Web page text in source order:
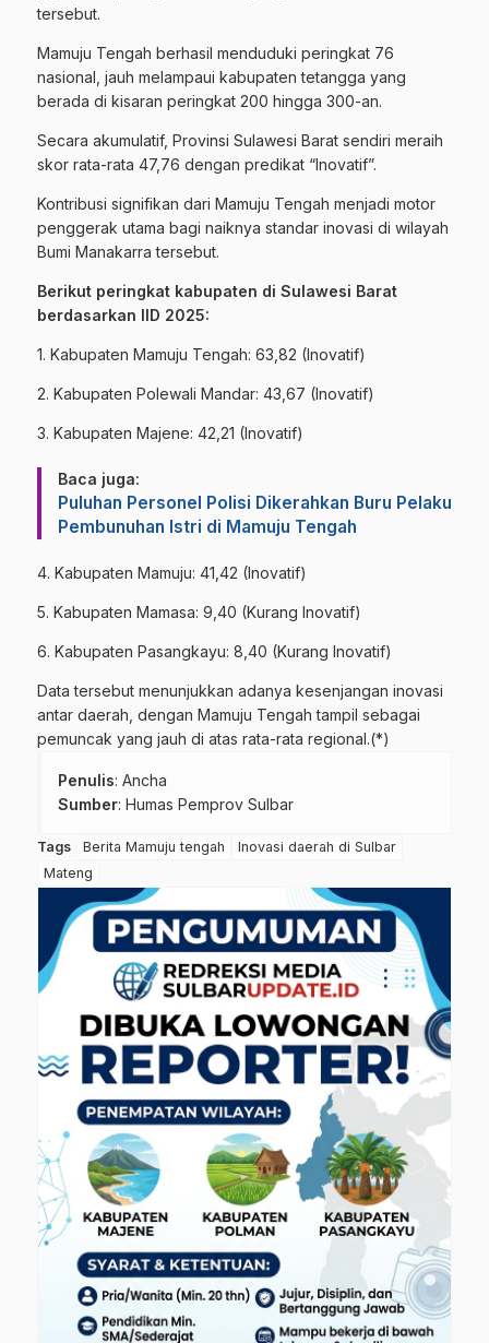
tersebut.
Mamuju Tengah berhasil menduduki peringkat 76
nasional, jauh melampaui kabupaten tetangga yang
berada di kisaran peringkat 200 hingga 300-an.
Secara akumulatif, Provinsi Sulawesi Barat sendiri meraih
skor rata-rata 47,76 dengan predikat “Inovatif”.
Kontribusi signifikan dari Mamuju Tengah menjadi motor
penggerak utama bagi naiknya standar inovasi di wilayah
Bumi Manakarra tersebut.
Berikut peringkat kabupaten di Sulawesi Barat
berdasarkan IID 2025:
1. Kabupaten Mamuju Tengah: 63,82 (Inovatif)
2. Kabupaten Polewali Mandar: 43,67 (Inovatif)
3. Kabupaten Majene: 42,21 (Inovatif)
Baca juga:
Puluhan Personel Polisi Dikerahkan Buru Pelaku
Pembunuhan Istri di Mamuju Tengah
4. Kabupaten Mamuju: 41,42 (Inovatif)
5. Kabupaten Mamasa: 9,40 (Kurang Inovatif)
6. Kabupaten Pasangkayu: 8,40 (Kurang Inovatif)
Data tersebut menunjukkan adanya kesenjangan inovasi
antar daerah, dengan Mamuju Tengah tampil sebagai
pemuncak yang jauh di atas rata-rata regional.(*)
Penulis: Ancha
Sumber: Humas Pemprov Sulbar
Tags Berita Mamuju tengah
Inovasi daerah di Sulbar
Mateng